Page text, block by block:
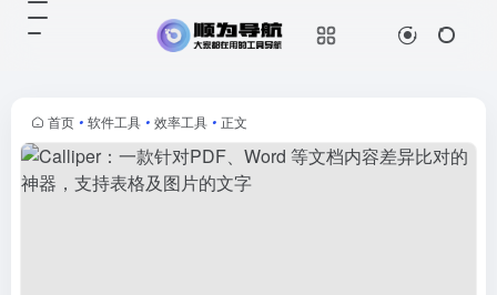
首页 • 软件工具 • 效率工具 • 正文
内容包括表格、图片中的文字。